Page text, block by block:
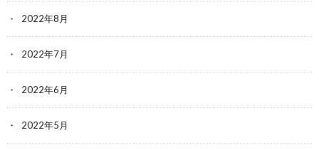
2022年8月
2022年7月
2022年6月
2022年5月